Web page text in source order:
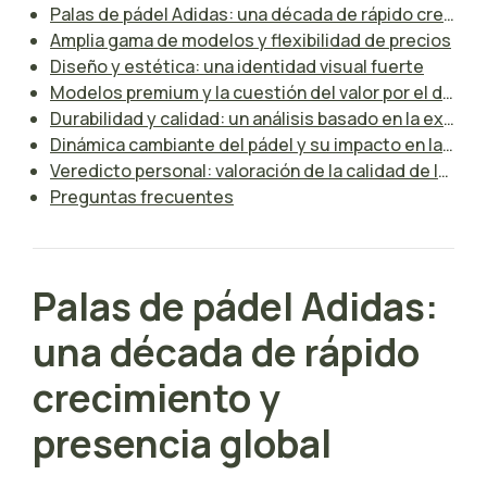
Palas de pádel Adidas: una década de rápido crecimiento y presencia global
Amplia gama de modelos y flexibilidad de precios
Diseño y estética: una identidad visual fuerte
Modelos premium y la cuestión del valor por el dinero
Durabilidad y calidad: un análisis basado en la experiencia real
Dinámica cambiante del pádel y su impacto en la vida útil de las palas
Veredicto personal: valoración de la calidad de las palas de pádel Adidas
Preguntas frecuentes
Palas de pádel Adidas:
una década de rápido
crecimiento y
presencia global